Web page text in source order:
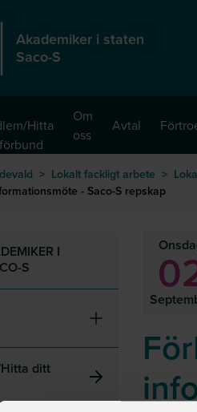
Akademiker i staten
Saco-S
Hitta
Om
oss
Avtal
> Lokalt fackligt arbete >
- Saco-S repskap
I
S
ditt